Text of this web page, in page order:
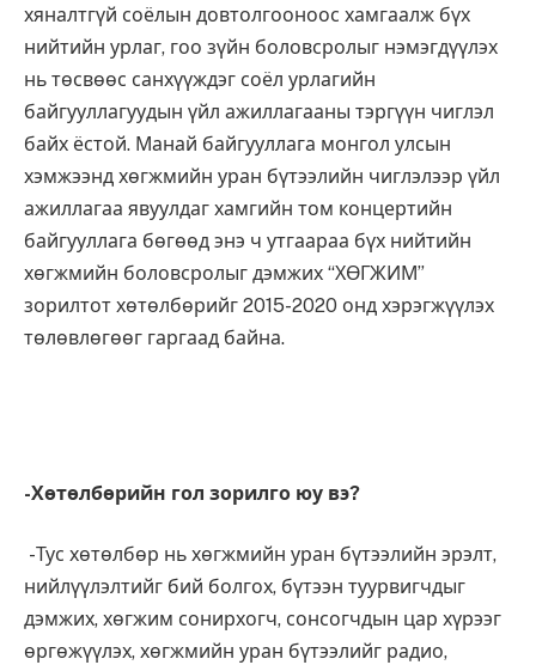
хяналтгүй соёлын довтолгооноос хамгаалж бүх
нийтийн урлаг, гоо зүйн боловсролыг нэмэгдүүлэх
нь төсвөөс санхүүждэг соёл урлагийн
байгууллагуудын үйл ажиллагааны тэргүүн чиглэл
байх ёстой. Манай байгууллага монгол улсын
хэмжээнд хөгжмийн уран бүтээлийн чиглэлээр үйл
ажиллагаа явуулдаг хамгийн том концертийн
байгууллага бөгөөд энэ ч утгаараа бүх нийтийн
хөгжмийн боловсролыг дэмжих “ХӨГЖИМ”
зорилтот хөтөлбөрийг 2015-2020 онд хэрэгжүүлэх
төлөвлөгөөг гаргаад байна.
-Хөтөлбөрийн гол зорилго юу вэ?
-Тус хөтөлбөр нь хөгжмийн уран бүтээлийн эрэлт,
нийлүүлэлтийг бий болгох, бүтээн туурвигчдыг
дэмжих, хөгжим сонирхогч, сонсогчдын цар хүрээг
өргөжүүлэх, хөгжмийн уран бүтээлийг радио,